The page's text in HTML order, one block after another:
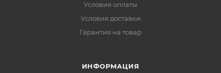
Условия оплаты
Условия доставки
Гарантия на товар
ИНФОРМАЦИЯ